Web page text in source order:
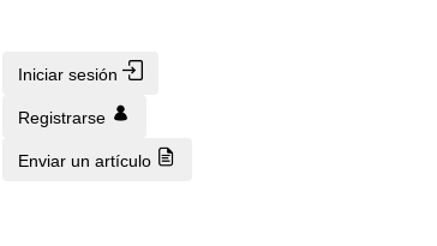
Iniciar sesión
Registrarse
Enviar un artículo